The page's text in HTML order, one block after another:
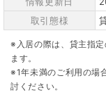
取引態様
※入居の際は、貸主指
ます。
※1年未満のご利用の場
討ください。